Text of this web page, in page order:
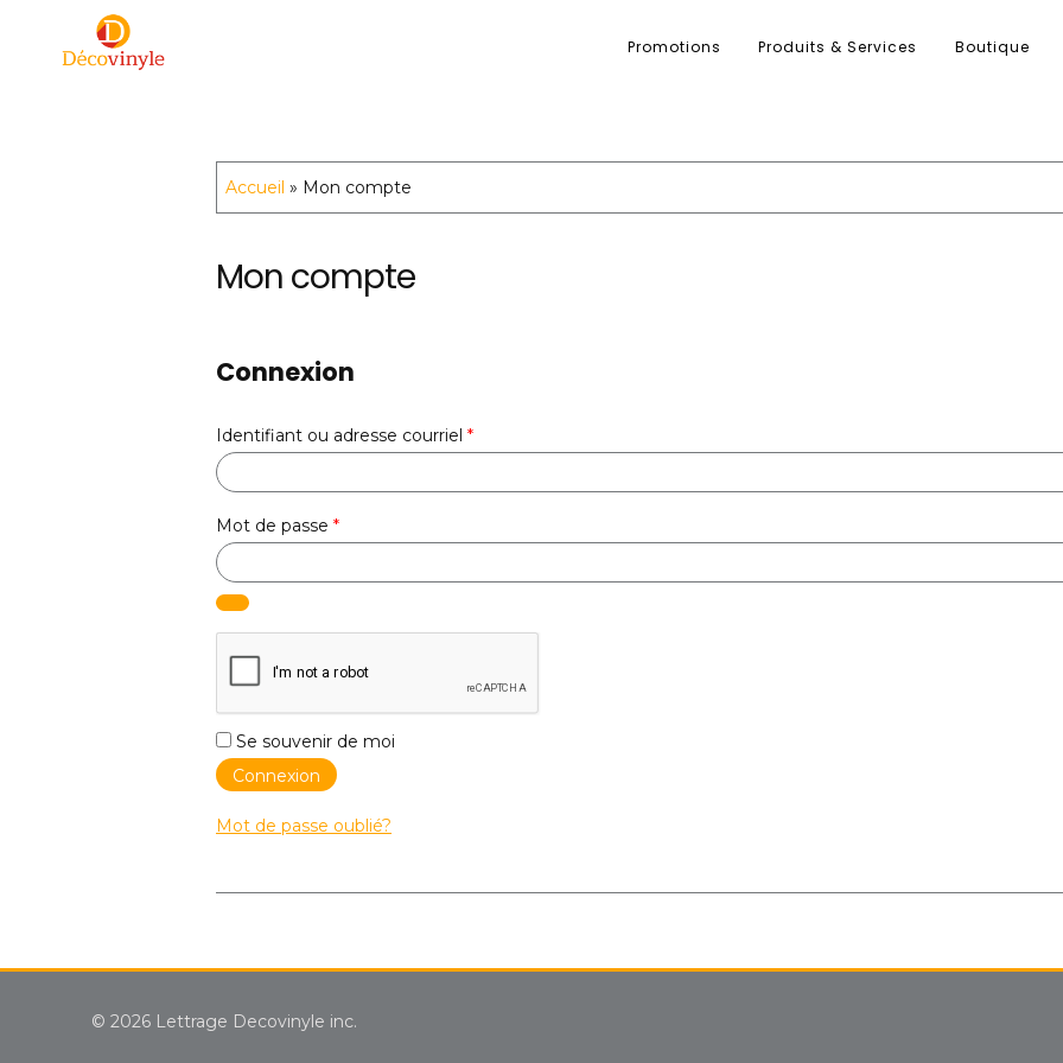
Promotions Produits & Services Boutique
Accueil » Mon compte
Mon compte
Connexion
Identifiant ou adresse courriel *Obligatoire
Mot de passe *Obligatoire
Se souvenir de moi
Connexion
Mot de passe oublié?
© 2026 Lettrage Decovinyle inc.